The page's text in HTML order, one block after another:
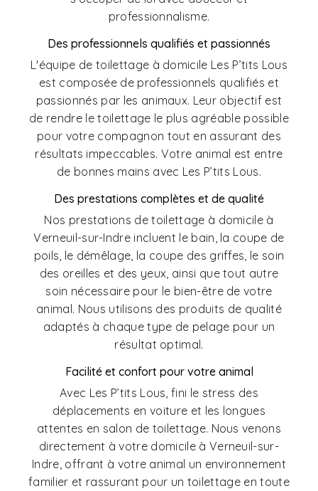
professionnalisme.
Des professionnels qualifiés et passionnés
L'équipe de toilettage à domicile Les P’tits Lous
est composée de professionnels qualifiés et
passionnés par les animaux. Leur objectif est
de rendre le toilettage le plus agréable possible
pour votre compagnon tout en assurant des
résultats impeccables. Votre animal est entre
de bonnes mains avec Les P’tits Lous.
Des prestations complètes et de qualité
Nos prestations de toilettage à domicile à
Verneuil-sur-Indre incluent le bain, la coupe de
poils, le démêlage, la coupe des griffes, le soin
des oreilles et des yeux, ainsi que tout autre
soin nécessaire pour le bien-être de votre
animal. Nous utilisons des produits de qualité
adaptés à chaque type de pelage pour un
résultat optimal.
Facilité et confort pour votre animal
Avec Les P’tits Lous, fini le stress des
déplacements en voiture et les longues
attentes en salon de toilettage. Nous venons
directement à votre domicile à Verneuil-sur-
Indre, offrant à votre animal un environnement
familier et rassurant pour un toilettage en toute